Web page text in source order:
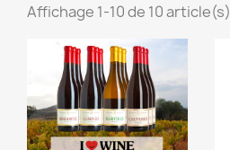
Affichage 1-10 de 10 article(s)